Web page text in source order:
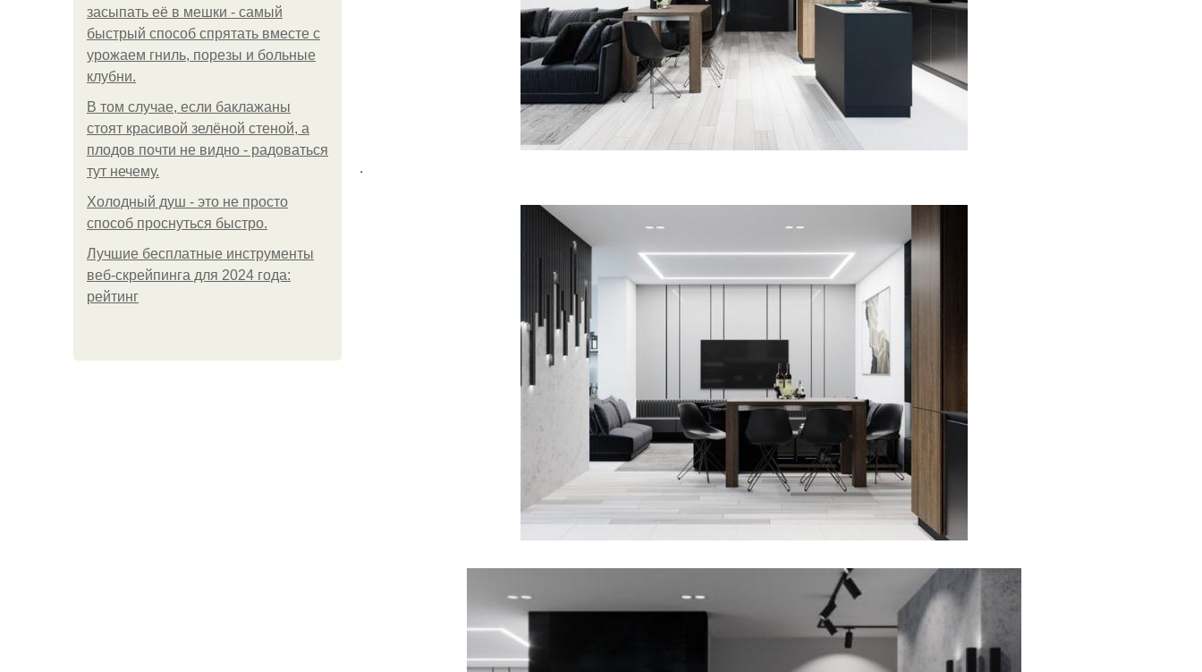
засыпать её в мешки - самый
быстрый способ спрятать вместе с
урожаем гниль, порезы и больные
клубни.
В том случае, если баклажаны
стоят красивой зелёной стеной, а
плодов почти не видно - радоваться
тут нечему.
Холодный душ - это не просто
способ проснуться быстро.
Лучшие бесплатные инструменты
веб-скрейпинга для 2024 года:
рейтинг
.